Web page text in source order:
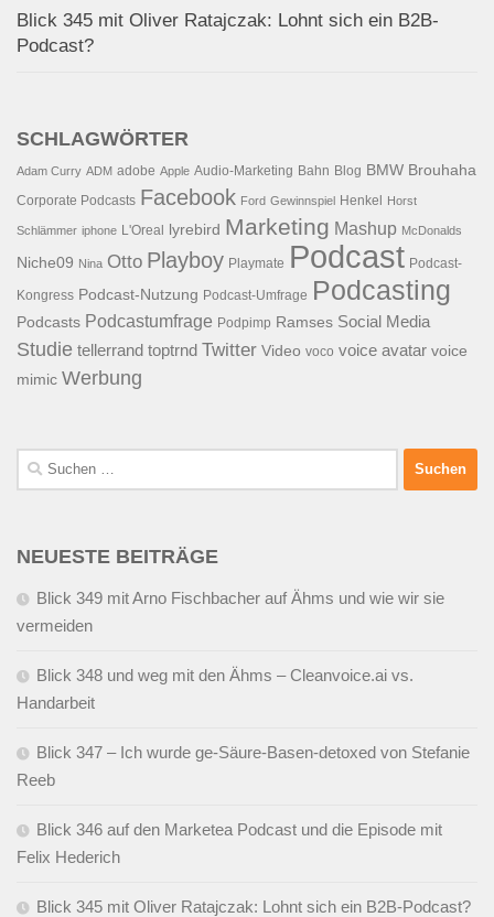
Blick 345 mit Oliver Ratajczak: Lohnt sich ein B2B-
Podcast?
SCHLAGWÖRTER
Adam Curry ADM adobe Apple Audio-Marketing Bahn Blog BMW Brouhaha
Corporate Podcasts Facebook Ford Gewinnspiel Henkel Horst
Schlämmer iphone L'Oreal lyrebird Marketing Mashup McDonalds
Niche09 Nina Otto Playboy Playmate Podcast Podcast-
Kongress Podcast-Nutzung Podcast-Umfrage Podcasting
Podcasts Podcastumfrage Podpimp Ramses Social Media
Studie tellerrand toptrnd Twitter Video voco voice avatar voice
mimic Werbung
Suchen
nach:
NEUESTE BEITRÄGE
Blick 349 mit Arno Fischbacher auf Ähms und wie wir sie
vermeiden
Blick 348 und weg mit den Ähms – Cleanvoice.ai vs.
Handarbeit
Blick 347 – Ich wurde ge-Säure-Basen-detoxed von Stefanie
Reeb
Blick 346 auf den Marketea Podcast und die Episode mit
Felix Hederich
Blick 345 mit Oliver Ratajczak: Lohnt sich ein B2B-Podcast?